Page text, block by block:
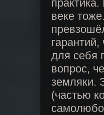
веке
для себя
вопрос,
земляки.
(частью